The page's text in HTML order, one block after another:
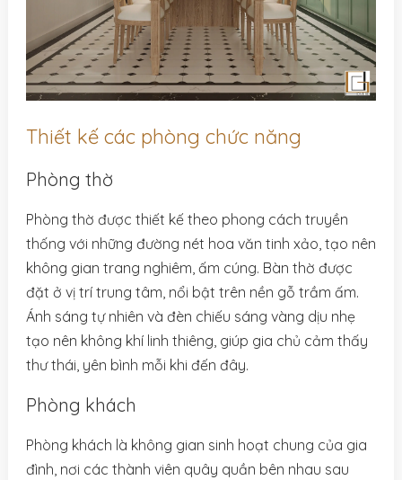
Thiết kế các phòng chức năng
Phòng thờ
Phòng thờ được thiết kế theo phong cách truyền
thống với những đường nét hoa văn tinh xảo, tạo nên
không gian trang nghiêm, ấm cúng. Bàn thờ được
đặt ở vị trí trung tâm, nổi bật trên nền gỗ trầm ấm.
Ánh sáng tự nhiên và đèn chiếu sáng vàng dịu nhẹ
tạo nên không khí linh thiêng, giúp gia chủ cảm thấy
thư thái, yên bình mỗi khi đến đây.
Phòng khách
Phòng khách là không gian sinh hoạt chung của gia
đình, nơi các thành viên quây quần bên nhau sau